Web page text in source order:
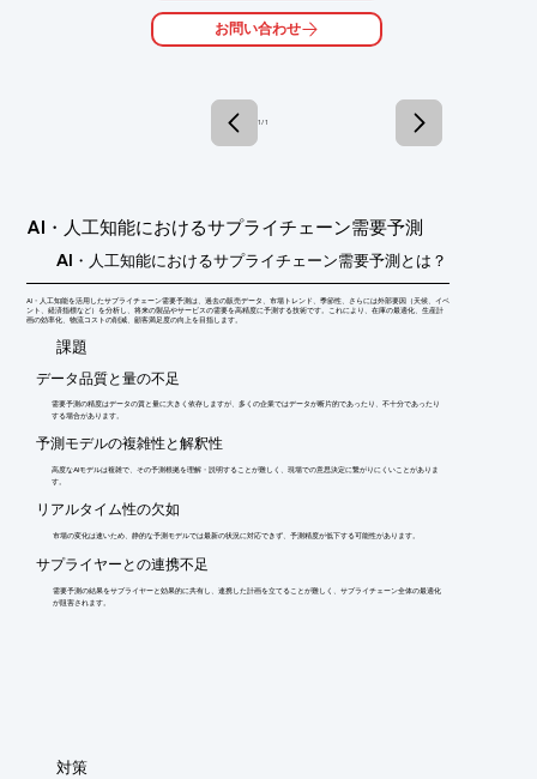
そのため、まずは学習モデルを小さく生み、結果をテストしなが
■短納期でプロトタイプが完成
■方向性をお客様と共有できる
※詳しくはPDFをダウンロードしていただくか、お気軽にお問い
お問い合わせ
1 / 1
AI・人工知能におけるサプライチェーン需要予測
AI・人工知能におけるサプライチェーン需要予測とは？
AI・人工知能を活用したサプライチェーン需要予測は、過去の販売データ、市場トレンド、季節性、さらには外部要因（天候、イベ
ント、経済指標など）を分析し、将来の製品やサービスの需要を高精度に予測する技術です。これにより、在庫の最適化、生産計
画の効率化、物流コストの削減、顧客満足度の向上を目指します。
​課題
データ品質と量の不足
需要予測の精度はデータの質と量に大きく依存しますが、多くの企業ではデータが断片的であったり、不十分であったり
する場合があります。
予測モデルの複雑性と解釈性
高度なAIモデルは複雑で、その予測根拠を理解・説明することが難しく、現場での意思決定に繋がりにくいことがありま
す。
リアルタイム性の欠如
市場の変化は速いため、静的な予測モデルでは最新の状況に対応できず、予測精度が低下する可能性があります。
サプライヤーとの連携不足
需要予測の結果をサプライヤーと効果的に共有し、連携した計画を立てることが難しく、サプライチェーン全体の最適化
が阻害されます。
​対策